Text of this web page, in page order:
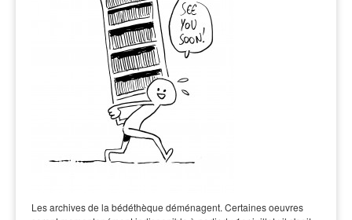
Les archives de la bédéthèque déménagent. Certaines oeuvres